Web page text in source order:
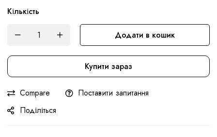
Кількість
Додати в кошик
Купити зараз
Compare
Поставити запитання
Поділіться